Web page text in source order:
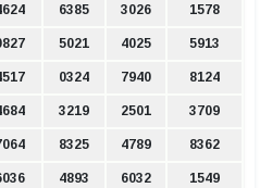
6385 3026 1578
5021 4025 5913
0324 7940 8124
3219 2501 3709
8325 4789 8362
4893 6032 1549